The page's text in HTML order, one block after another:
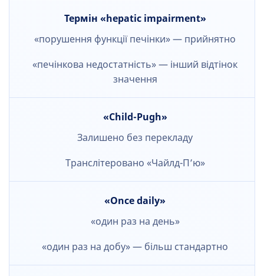
Термін «hepatic impairment»
«порушення функції печінки» — прийнятно
«печінкова недостатність» — інший відтінок
значення
«Child-Pugh»
Залишено без перекладу
Транслітеровано «Чайлд-П’ю»
«Once daily»
«один раз на день»
«один раз на добу» — більш стандартно